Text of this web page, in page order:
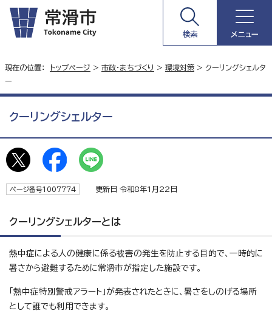
検索 メニュー
現在の位置： トップページ > 市政・まちづくり > 環境対策 > クーリングシェルタ
ー
クーリングシェルター
ページ番号1007774 更新日 令和8年1月22日
クーリングシェルターとは
熱中症による人の健康に係る被害の発生を防止する目的で、一時的に
暑さから避難するために常滑市が指定した施設です。
「熱中症特別警戒アラート」が発表されたときに、暑さをしのげる場所
として誰でも利用できます。